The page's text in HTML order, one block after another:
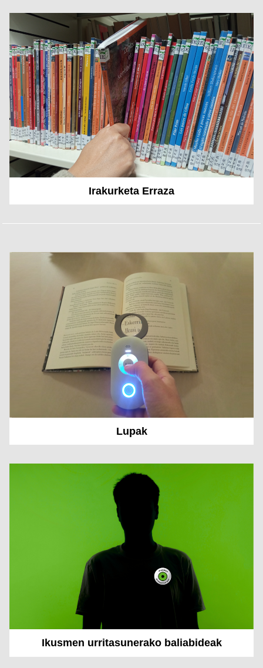
Irakurketa Erraza
Lupak
Ikusmen urritasunerako baliabideak